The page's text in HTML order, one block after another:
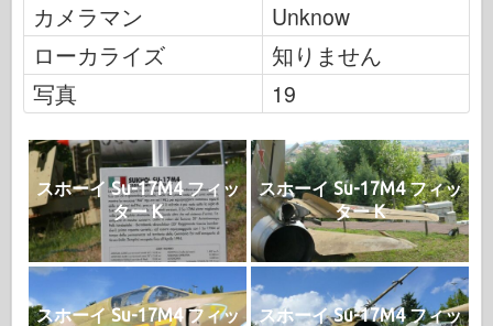
カメラマン
Unknow
ローカライズ
知りません
写真
19
スホーイ Su-17M4 フィッ
ター K
スホーイ Su-17M4 フィッ
ター K
スホーイ Su-17M4 フィッ
スホーイ Su-17M4 フィッ